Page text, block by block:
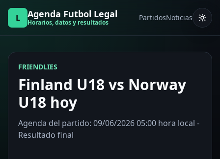
L Agenda Futbol Legal
Horarios, datos y resultados
PartidosNoticias
FRIENDLIES
Finland U18 vs Norway
U18 hoy
Agenda del partido: 09/06/2026 05:00 hora local -
Resultado final